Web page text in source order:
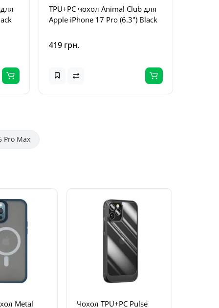
TPU+PC чохол Animal Club для
Apple iPhone 17 Pro (6.3") Black
419 грн.
Pro Max
Metal Чохол TPU+PC Pulse